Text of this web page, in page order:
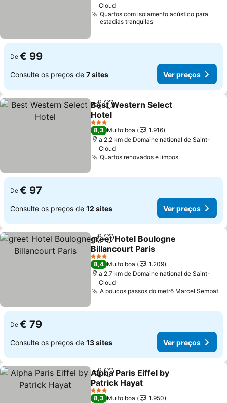
Cloud
Quartos com isolamento acústico para
estadias tranquilas
De € 99
Consulte os preços de 7 sites Ver preços
PartilharAdicionar aos favoritos
Best Western Select
Hotel
Ver preços
3 Estrelas
8,3 Muito boa
1.916
a 2.2 km de Domaine national de Saint-
Cloud
Quartos renovados e limposVer preços
De € 97
Consulte os preços de 12 sites Ver preços
PartilharAdicionar aos favoritos
greet Hotel Boulogne
Billancourt Paris
Ver preços
3 Estrelas
8,4 Muito boa
1.209
a 2.7 km de Domaine national de Saint-
Cloud
A poucos passos do metrô Marcel Sembat
De € 79
Consulte os preços de 13 sites Ver preços
PartilharAdicionar aos favoritos
Alpha Paris Eiffel by
Patrick Hayat
Ver preços
3 Estrelas
8,3 Muito boa
1.950